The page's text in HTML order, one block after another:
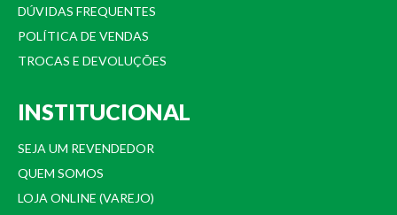
DÚVIDAS FREQUENTES
POLÍTICA DE VENDAS
TROCAS E DEVOLUÇÕES
INSTITUCIONAL
SEJA UM REVENDEDOR
QUEM SOMOS
LOJA ONLINE (VAREJO)